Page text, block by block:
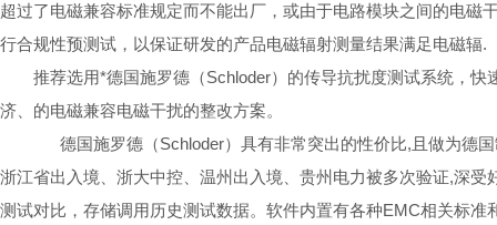
超过了电磁兼容标准规定而不能出厂，或由于电路模块之间的电
行合规性预测试，以保证研发的产品电磁辐射测量结果满足电磁辐.
推荐选用*德国施罗德 （Schloder）的传导抗扰度测试系统 ，快
济、的电磁兼容电磁干扰的整改方案。
德国施罗德 （Schloder） 具有非常突出的性价比,且做为德
浙江省出入境、浙大中控、温州出入境、贵州电力被多次验证,深受
测试对比，存储调用历史测试数据。软件内置有各种EMC相关标